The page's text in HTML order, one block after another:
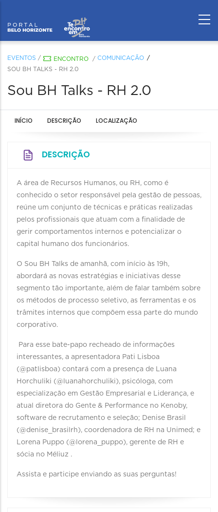
EVENTOS / ENCONTRO / COMUNICAÇÃO
SOU BH TALKS - RH 2.0
Sou BH Talks - RH 2.0
INÍCIO DESCRIÇÃO LOCALIZAÇÃO
DESCRIÇÃO
A área de Recursos Humanos, ou RH, como é
conhecido o setor responsável pela gestão de pessoas,
reúne um conjunto de técnicas e práticas realizadas
pelos profissionais que atuam com a finalidade de
gerir comportamentos internos e potencializar o
capital humano dos funcionários.
O Sou BH Talks de amanhã, com início às 19h,
abordará as novas estratégias e iniciativas desse
segmento tão importante, além de falar também sobre
os métodos de processo seletivo, as ferramentas e os
trâmites internos que compõem essa parte do mundo
corporativo.
Para esse bate-papo recheado de informações
interessantes, a apresentadora Pati Lisboa
(@patlisboa) contará com a presença de Luana
Horchuliki (@luanahorchuliki), psicóloga, com
especialização em Gestão Empresarial e Liderança, e
atual diretora do Gente & Performance no Kenoby,
software de recrutamento e seleção; Denise Brasil
(@denise_brasilrh), coordenadora de RH na Unimed; e
Lorena Puppo (@lorena_puppo), gerente de RH e
sócia no Méliuz .
Assista e participe enviando as suas perguntas!